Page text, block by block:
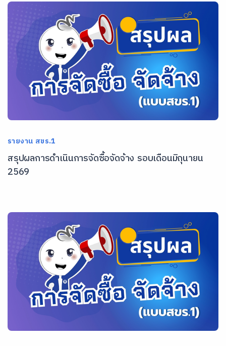
รายงาน สขร.1
สรุปผลการดำเนินการจัดซื้อจัดจ้าง รอบเดือนมิถุนายน
2569